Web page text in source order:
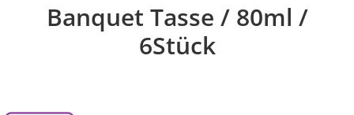
Banquet Tasse / 80ml /
6Stück